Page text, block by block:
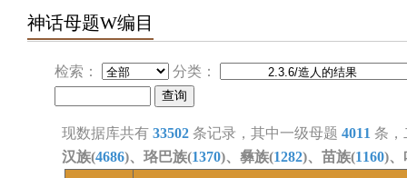
神话母题W编目
检索： 分类：
现数据库共有 33502 条记录，其中一级母题 4011 条
汉族(4686)、珞巴族(1370)、彝族(1282)、苗族(1160)、